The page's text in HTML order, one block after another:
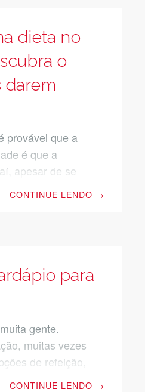
sua rotina!
dieta no
o
darem
provável que a
é que a
apesar de se
sem graça. Tal
mão dos
CONTINUE LENDO →
para
gente.
muitas vezes
de refeição,
CONTINUE LENDO →